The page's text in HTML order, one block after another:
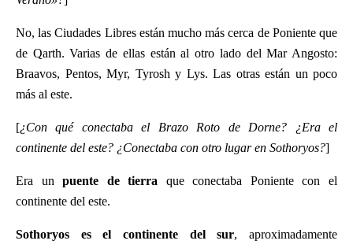
No, las Ciudades Libres están mucho más cerca de Poniente que
de Qarth. Varias de ellas están al otro lado del Mar Angosto:
Braavos, Pentos, Myr, Tyrosh y Lys. Las otras están un poco
más al este.
[¿Con qué conectaba el Brazo Roto de Dorne? ¿Era el
continente del este? ¿Conectaba con otro lugar en Sothoryos?]
Era unpuente de tierra que conectaba Poniente con el
continente del este.
Sothoryos es el continente del sur, aproximadamente